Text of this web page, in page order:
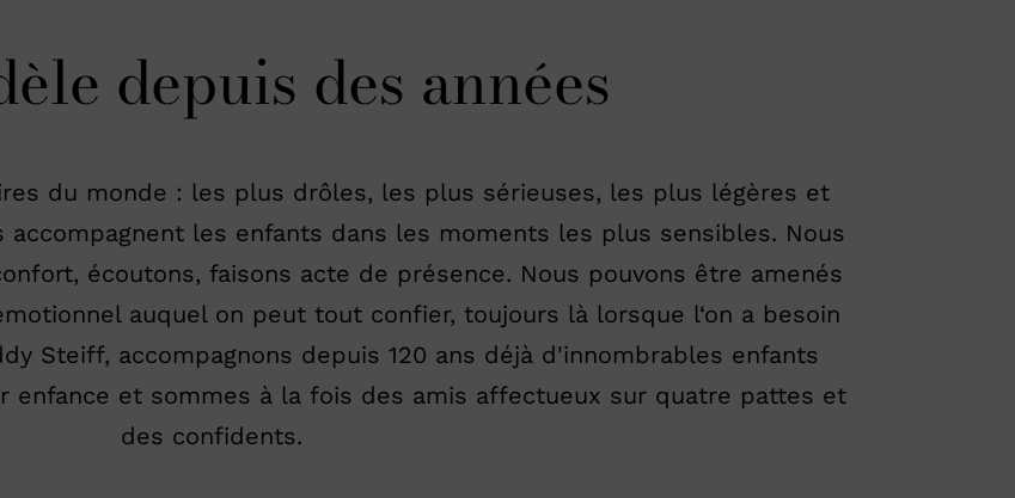
depuis des années
du monde : les plus drôles, les plus sérieuses, les plus légères et
les enfants dans les moments les plus sensibles. Nous
écoutons, faisons acte de présence. Nous pouvons être amenés
auquel on peut tout confier, toujours là lorsque l‘on a besoin
Steiff, accompagnons depuis 120 ans déjà d'innombrables enfants
enfance et sommes à la fois des amis affectueux sur quatre pattes et
des confidents.